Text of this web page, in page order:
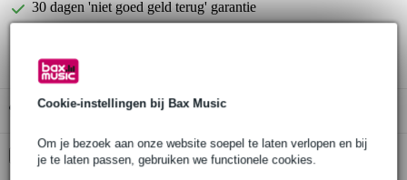
Cookie-instellingen bij Bax Music
Om je bezoek aan onze website soepel te laten verlopen en bij
je te laten passen, gebruiken we functionele cookies.
30 dagen 'niet goed geld terug' garantie
Gratis ophalen in de winkel
Kies nu voor 2 jaar extra Bax Music garantie en meer
voordelen